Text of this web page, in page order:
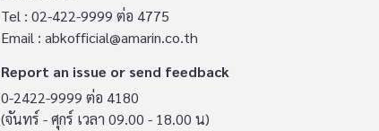
Tel : 02-422-9999 ต่อ 4775
Email : abkofficial@amarin.co.th
Report an issue or send feedback
0-2422-9999 ต่อ 4180
(จันทร์ - ศุกร์ เวลา 09.00 - 18.00 น)